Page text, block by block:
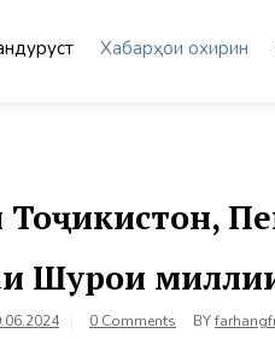
Хабарҳои охирин
Шурои
0 Comments BY